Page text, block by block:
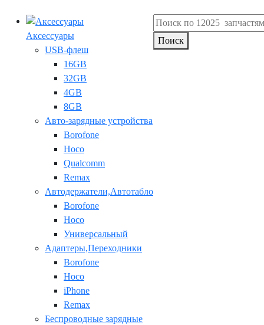
Аксессуары
USB-флеш
16GB
32GB
4GB
8GB
Авто-зарядные устройства
Borofone
Hoco
Qualcomm
Remax
Автодержатели,Автотабло
Borofone
Hoco
Универсальный
Адаптеры,Переходники
Borofone
Hoco
iPhone
Remax
Беспроводные зарядные
Поиск